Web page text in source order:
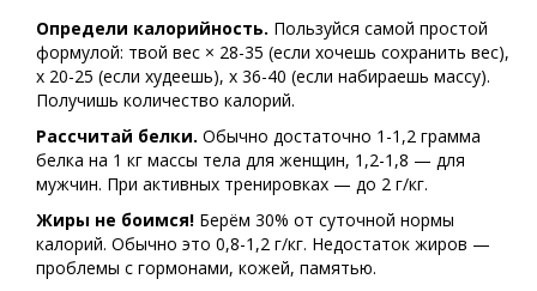
Определи калорийность. Пользуйся самой простой
формулой: твой вес × 28-35 (если хочешь сохранить вес),
x 20-25 (если худеешь), x 36-40 (если набираешь массу).
Получишь количество калорий.
Рассчитай белки. Обычно достаточно 1-1,2 грамма
белка на 1 кг массы тела для женщин, 1,2-1,8 — для
мужчин. При активных тренировках — до 2 г/кг.
Жиры не боимся! Берём 30% от суточной нормы
калорий. Обычно это 0,8-1,2 г/кг. Недостаток жиров —
проблемы с гормонами, кожей, памятью.